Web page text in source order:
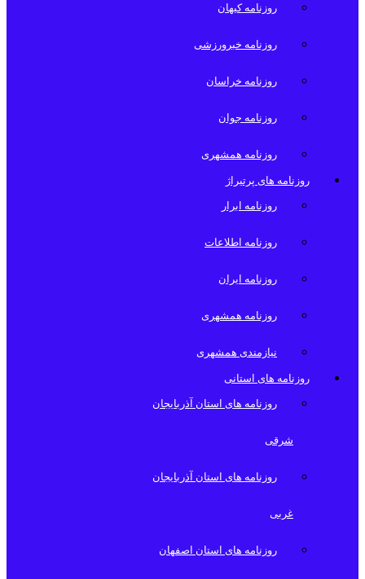
روزنامه کیهان
روزنامه خبرورزشی
روزنامه خراسان
روزنامه جوان
روزنامه همشهری
روزنامه های پرتیراژ
روزنامه ابرار
روزنامه اطلاعات
روزنامه ایران
روزنامه همشهری
نیازمندی همشهری
روزنامه های استانی
روزنامه های استان آذربایجان
شرقی
روزنامه های استان آذربایجان
غربی
روزنامه های استان اصفهان